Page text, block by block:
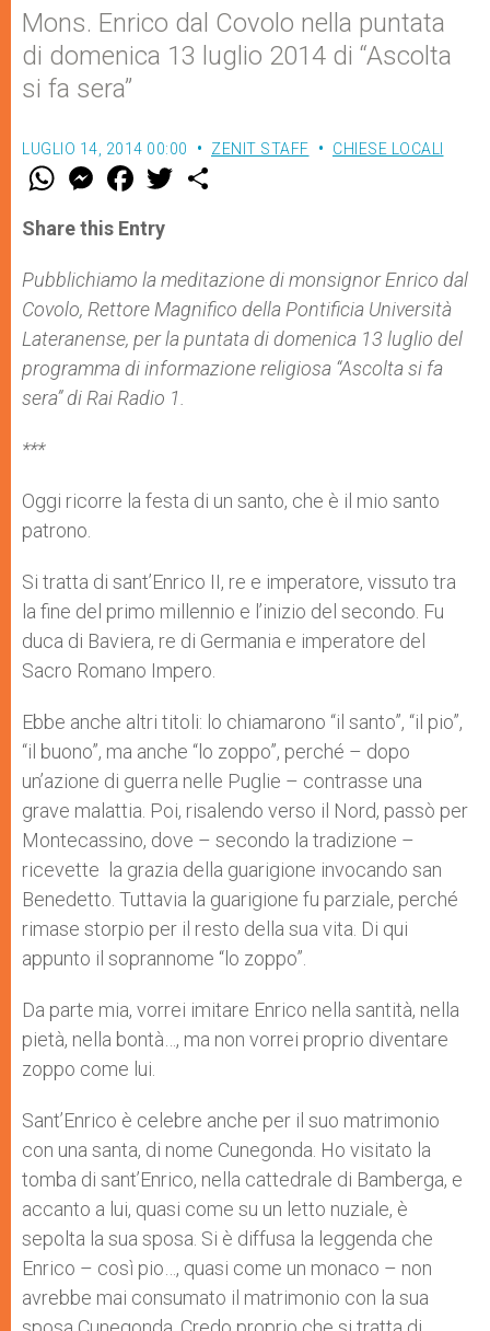
Mons. Enrico dal Covolo nella puntata
di domenica 13 luglio 2014 di “Ascolta
si fa sera”
LUGLIO 14, 2014 00:00 ZENIT STAFF CHIESE LOCALI
W
t
s
p
p
M
e
s
e
g
e
r
F
a
e
b
o
k
w
r
Share this Entry
Pubblichiamo la meditazione di monsignor Enrico dal
Covolo, Rettore Magnifico della Pontificia Università
Lateranense, per la puntata di domenica 13 luglio del
programma di informazione religiosa “Ascolta si fa
sera” di Rai Radio 1.
***
Oggi ricorre la festa di un santo, che è il mio santo
patrono.
Si tratta di sant’Enrico II, re e imperatore, vissuto tra
la fine del primo millennio e l’inizio del secondo. Fu
duca di Baviera, re di Germania e imperatore del
Sacro Romano Impero.
Ebbe anche altri titoli: lo chiamarono “il santo”, “il pio”,
“il buono”, ma anche “lo zoppo”, perché – dopo
un’azione di guerra nelle Puglie – contrasse una
grave malattia. Poi, risalendo verso il Nord, passò per
Montecassino, dove – secondo la tradizione –
ricevette la grazia della guarigione invocando san
Benedetto. Tuttavia la guarigione fu parziale, perché
rimase storpio per il resto della sua vita. Di qui
appunto il soprannome “lo zoppo”.
Da parte mia, vorrei imitare Enrico nella santità, nella
pietà, nella bontà…, ma non vorrei proprio diventare
zoppo come lui.
Sant’Enrico è celebre anche per il suo matrimonio
con una santa, di nome Cunegonda. Ho visitato la
tomba di sant’Enrico, nella cattedrale di Bamberga, e
accanto a lui, quasi come su un letto nuziale, è
sepolta la sua sposa. Si è diffusa la leggenda che
Enrico – così pio…, quasi come un monaco – non
avrebbe mai consumato il matrimonio con la sua